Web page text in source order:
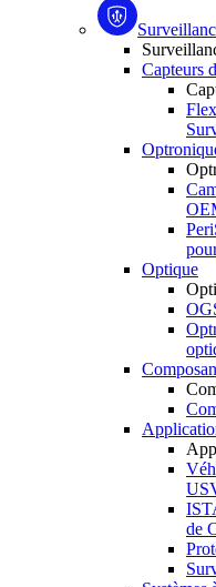
Capteurs
Optique
de